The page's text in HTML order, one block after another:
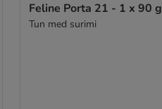
Feline Porta 21 - 1 x 90 g
Tun med surimi